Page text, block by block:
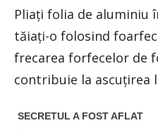
Pliaţi folia de aluminiu
tăiaţi-o folosind
frecarea forfecelor de
contribuie la ascuţirea